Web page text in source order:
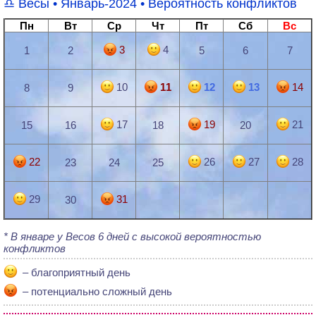
Весы • Январь-2024 • Вероятность конфликтов
Пн Вт Ср Чт Пт Сб Вс
1 2 3 4 5 6 7
8 9 10 11 12 13 14
15 16 17 18 19 20 21
22 23 24 25 26 27 28
29 30 31
В январе у Весов 6 дней с высокой вероятностью
конфликтов
– благоприятный день
– потенциально сложный день